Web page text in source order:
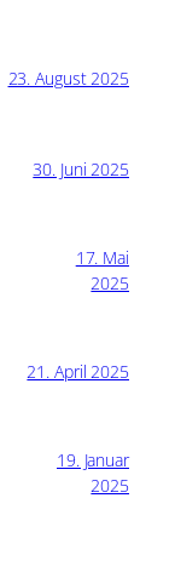
23. August 2025
30. Juni 2025
17. Mai
2025
21. April 2025
19. Januar
2025